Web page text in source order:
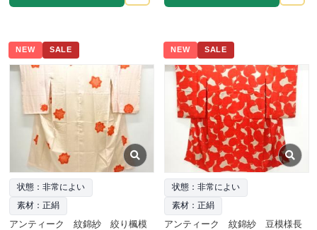
NEW SALE
状態：非常によい
素材：正絹
アンティーク 紋錦紗 絞り楓模
NEW SALE
状態：非常によい
素材：正絹
アンティーク 紋錦紗 豆模様長